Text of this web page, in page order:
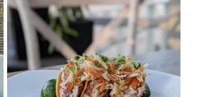
Bretton Woods-맛집/여행지
Calipatria-맛집/여행지